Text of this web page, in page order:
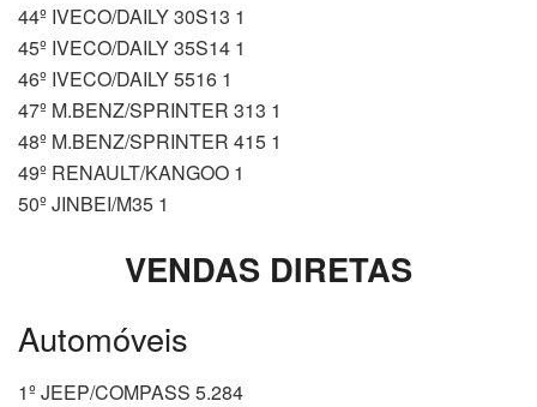
44º IVECO/DAILY 30S13 1
45º IVECO/DAILY 35S14 1
46º IVECO/DAILY 5516 1
47º M.BENZ/SPRINTER 313 1
48º M.BENZ/SPRINTER 415 1
49º RENAULT/KANGOO 1
50º JINBEI/M35 1
VENDAS DIRETAS
Automóveis
1º JEEP/COMPASS 5.284